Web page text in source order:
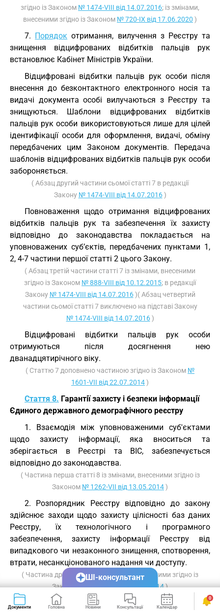
згідно із Законом № 1474-VIII від 14.07.2016; із змінами,
внесеними згідно із Законом № 720-IX від 17.06.2020 )
7. Порядок отримання, вилучення з Реєстру та
знищення відцифрованих відбитків пальців рук
встановлює Кабінет Міністрів України.
Відцифровані відбитки пальців рук особи після
внесення до безконтактного електронного носія та
видачі документа особі вилучаються з Реєстру та
знищуються. Шаблони відцифрованих відбитків
пальців рук особи використовуються лише для цілей
ідентифікації особи для оформлення, видачі, обміну
передбачених цим Законом документів. Передача
шаблонів відцифрованих відбитків пальців рук особи
забороняється.
( Абзац другий частини сьомої статті 7 в редакції
Закону № 1474-VIII від 14.07.2016)
Повноваження щодо отримання відцифрованих
відбитків пальців рук та забезпечення їх захисту
відповідно до законодавства покладається на
уповноважених суб’єктів, передбачених пунктами 1,
2, 4-7 частини першої статті 2 цього Закону.
( Абзац третій частини статті 7 із змінами, внесеними
згідно із Законом № 888-VIII від 10.12.2015; в редакції
Закону № 1474-VIII від 14.07.2016)( Абзац четвертий
частини сьомої статті 7 виключено на підставі Закону
№ 1474-VIII від 14.07.2016)
Відцифровані відбитки пальців рук особи
отримуються після досягнення нею
дванадцятирічного віку.
( Статтю 7 доповнено частиною згідно із Законом №
1601-VII від 22.07.2014)
Стаття 8. Гарантії захисту і безпеки інформації
Єдиного державного демографічного реєстру
1. Взаємодія між уповноваженими суб'єктами
щодо захисту інформації, яка вноситься та
зберігається в Реєстрі та ВІС, забезпечується
відповідно до законодавства.
( Частина перша статті 8 із змінами, внесеними згідно із
Законом № 1262-VII від 13.05.2014)
2. Розпорядник Реєстру відповідно до закону
здійснює заходи щодо захисту цілісності баз даних
Реєстру, їх технологічного і програмного
забезпечення, захисту інформації Реєстру від
випадкового чи незаконного знищення, спотворення,
втрати, несанкціонованого надання чи доступу.
( Частина друга статті 8 із змінами, внесеними згідно із
Законом№ 1262-VII від 13.05.2014)
3. Внесена до Реєстру інформація є
Документи Головна Новини Консультації Календар Сервіси
0
ШІ-консультант